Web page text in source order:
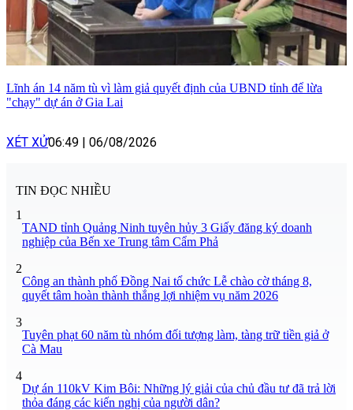
Lĩnh án 14 năm tù vì làm giả quyết định của UBND tỉnh để lừa
"chạy" dự án ở Gia Lai
XÉT XỬ06:49 06/08/2026
TIN ĐỌC NHIỀU
1
TAND tỉnh Quảng Ninh tuyên hủy 3 Giấy đăng ký doanh
nghiệp của Bến xe Trung tâm Cẩm Phả
2
Công an thành phố Đồng Nai tổ chức Lễ chào cờ tháng 8,
quyết tâm hoàn thành thắng lợi nhiệm vụ năm 2026
3
Tuyên phạt 60 năm tù nhóm đối tượng làm, tàng trữ tiền giả ở
Cà Mau
4
Dự án 110kV Kim Bôi: Những lý giải của chủ đầu tư đã trả lời
thỏa đáng các kiến nghị của người dân?